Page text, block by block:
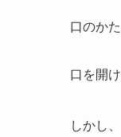
口のか
口を開
しかし